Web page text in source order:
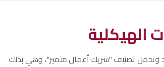
الهيكلية
وتحمل تصنيف "شريك أعمال متميز"، وهي بذلك